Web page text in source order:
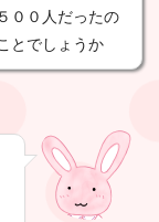
００人だったの
とでしょうか